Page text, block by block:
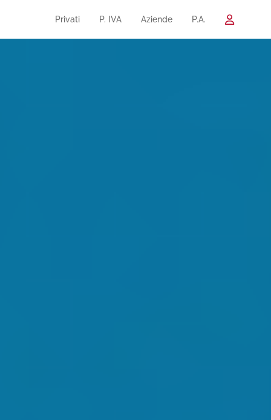
Privati P. IVA Aziende P.A.